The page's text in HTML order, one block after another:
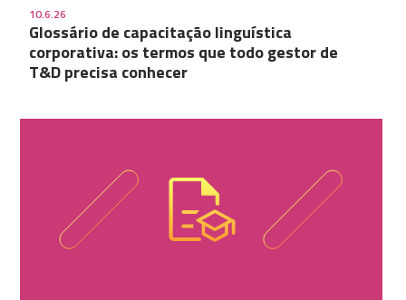
10.6.26
Glossário de capacitação linguística
corporativa: os termos que todo gestor de
T&D precisa conhecer